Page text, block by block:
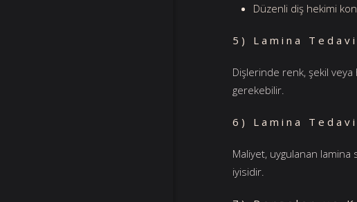
Düzenli diş hekimi
5) Lamina
Dişlerinde renk, şekil veya
gerekebilir.
6) Lamina
Maliyet, uygulanan
iyisidir.